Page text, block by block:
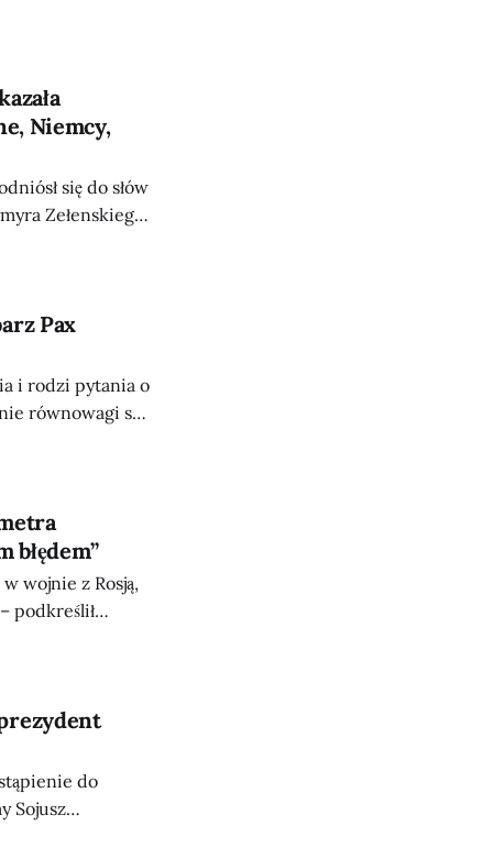
się rosyjską
Niemcy,
się do słów
Zełenskiego,
Pax
i rodzi pytania o
równowagi sił.
również
wojnie z Rosją,
podkreślił
gazecie „The
do
Sojusz
– powiedział